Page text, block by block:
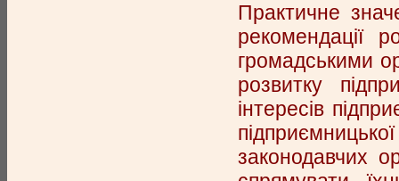
Практичне
рекомендації
громадськими
розвитку
інтересів
законодавчих